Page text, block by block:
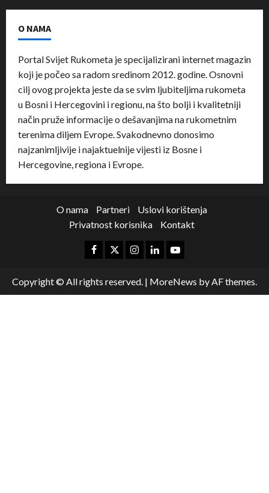
O NAMA
Portal Svijet Rukometa je specijalizirani internet magazin
koji je počeo sa radom sredinom 2012. godine. Osnovni
cilj ovog projekta jeste da se svim ljubiteljima rukometa
u Bosni i Hercegovini i regionu, na što bolji i kvalitetniji
način pruže informacije o dešavanjima na rukometnim
terenima diljem Evrope. Svakodnevno donosimo
najzanimljivije i najaktuelnije vijesti iz Bosne i
Hercegovine, regiona i Evrope.
O nama Partneri
Uslovi korištenja
Privatnost korisnika
Kontakt
Copyright © All rights reserved. | MoreNews by AF themes.